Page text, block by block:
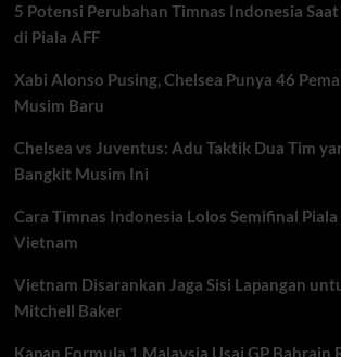
5 Potensi Perubahan Timnas Indonesia
di Piala AFF
Xabi Alonso Pusing, Chelsea Punya 46
Musim Baru
Chelsea vs Juventus: Adu Taktik Dua Tim
Bangkit Musim Ini
Cara Timnas Indonesia Lolos Semifinal Piala
Vietnam
Vietnam Disarankan Jaga Sisi Lapangan
Mitchell Baker
Kapan Formula 1 Malaysia Usai GP Bahrain